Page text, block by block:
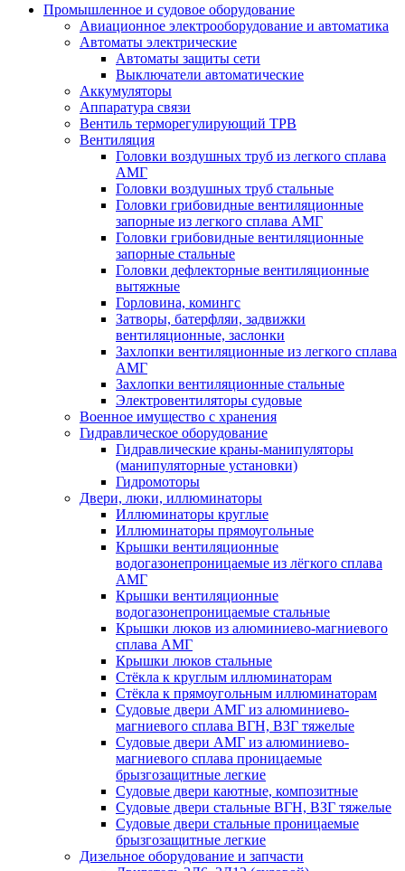
Промышленное и судовое оборудование
Авиационное электрооборудование и автоматика
Автоматы электрические
Автоматы защиты сети
Выключатели автоматические
Аккумуляторы
Аппаратура связи
Вентиль терморегулирующий ТРВ
Вентиляция
Головки воздушных труб из легкого сплава
АМГ
Головки воздушных труб стальные
Головки грибовидные вентиляционные
запорные из легкого сплава АМГ
Головки грибовидные вентиляционные
запорные стальные
Головки дефлекторные вентиляционные
вытяжные
Горловина, комингс
Затворы, батерфляи, задвижки
вентиляционные, заслонки
Захлопки вентиляционные из легкого сплава
АМГ
Захлопки вентиляционные стальные
Электровентиляторы судовые
Военное имущество с хранения
Гидравлическое оборудование
Гидравлические краны-манипуляторы
(манипуляторные установки)
Гидромоторы
Двери, люки, иллюминаторы
Иллюминаторы круглые
Иллюминаторы прямоугольные
Крышки вентиляционные
водогазонепроницаемые из лёгкого сплава
АМГ
Крышки вентиляционные
водогазонепроницаемые стальные
Крышки люков из алюминиево-магниевого
сплава АМГ
Крышки люков стальные
Стёкла к круглым иллюминаторам
Стёкла к прямоугольным иллюминаторам
Судовые двери АМГ из алюминиево-
магниевого сплава ВГН, ВЗГ тяжелые
Судовые двери АМГ из алюминиево-
магниевого сплава проницаемые
брызгозащитные легкие
Судовые двери каютные, композитные
Судовые двери стальные ВГН, ВЗГ тяжелые
Судовые двери стальные проницаемые
брызгозащитные легкие
Дизельное оборудование и запчасти